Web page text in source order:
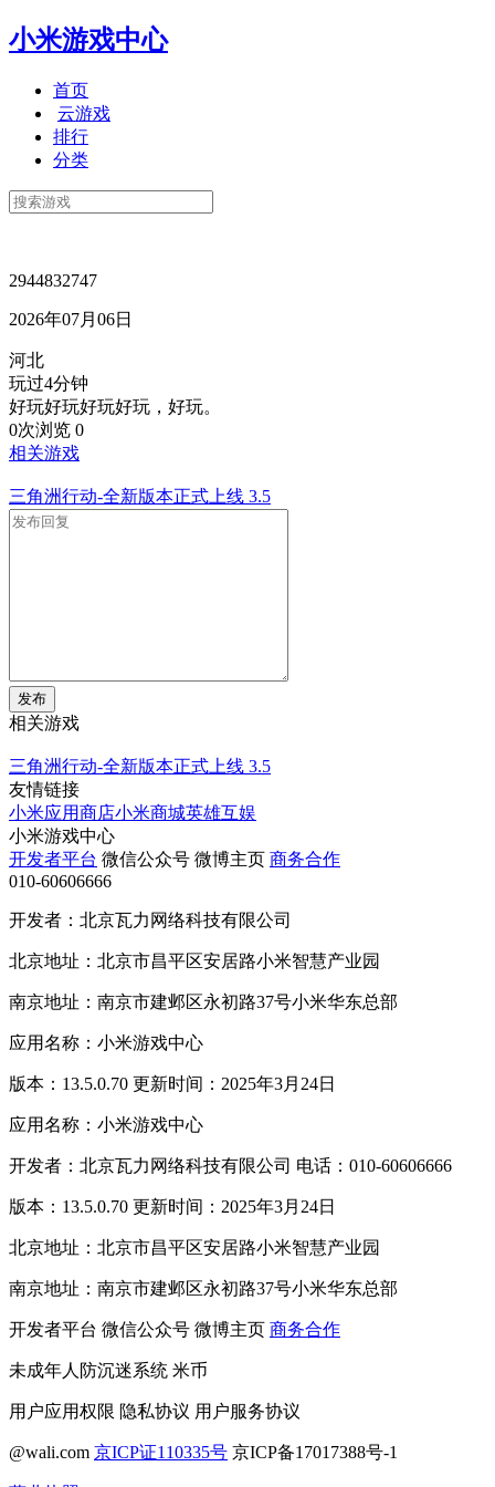
小米游戏中心
首页
云游戏
排行
分类
2944832747
2026年07月06日
河北
玩过4分钟
好玩好玩好玩好玩，好玩。
0次浏览 0
相关游戏
三角洲行动-全新版本正式上线 3.5
发布
相关游戏
三角洲行动-全新版本正式上线 3.5
友情链接
小米应用商店小米商城英雄互娱
小米游戏中心
开发者平台 微信公众号 微博主页 商务合作
010-60606666
开发者：北京瓦力网络科技有限公司
北京地址：北京市昌平区安居路小米智慧产业园
南京地址：南京市建邺区永初路37号小米华东总部
应用名称：小米游戏中心
版本：13.5.0.70 更新时间：2025年3月24日
应用名称：小米游戏中心
开发者：北京瓦力网络科技有限公司 电话：010-60606666
版本：13.5.0.70 更新时间：2025年3月24日
北京地址：北京市昌平区安居路小米智慧产业园
南京地址：南京市建邺区永初路37号小米华东总部
开发者平台 微信公众号 微博主页 商务合作
未成年人防沉迷系统 米币
用户应用权限 隐私协议 用户服务协议
@wali.com 京ICP证110335号 京ICP备17017388号-1